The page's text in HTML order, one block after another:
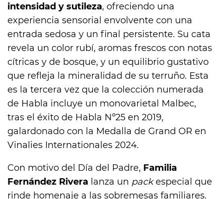
intensidad y sutileza, ofreciendo una
experiencia sensorial envolvente con una
entrada sedosa y un final persistente. Su cata
revela un color rubí, aromas frescos con notas
cítricas y de bosque, y un equilibrio gustativo
que refleja la mineralidad de su terruño. Esta
es la tercera vez que la colección numerada
de Habla incluye un monovarietal Malbec,
tras el éxito de Habla Nº25 en 2019,
galardonado con la Medalla de Grand OR en
Vinalies Internationales 2024.
Con motivo del Día del Padre, Familia
Fernández Rivera lanza un packespecial que
rinde homenaje a las sobremesas familiares.